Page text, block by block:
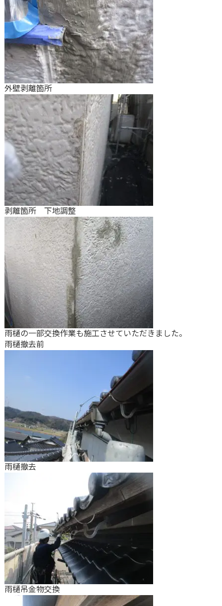
外壁剥離箇所
剥離箇所 下地調整
雨樋の一部交換作業も施工させていただきました。
雨樋撤去前
雨樋撤去
雨樋吊金物交換